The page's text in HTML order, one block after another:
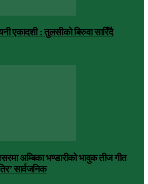
एकादशी : तुलसीको बिरुवा सारिँदै
अम्बिका भण्डारीको भावुक तीज गीत
सार्वजनिक